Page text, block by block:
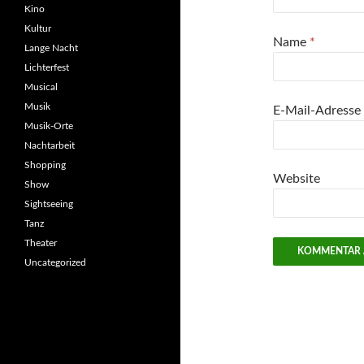
Name *
E-Mail-Adresse
Website
Kino
Kultur
Lange Nacht
Lichterfest
Musical
Musik
Musik-Orte
Nachtarbeit
Shopping
Show
Sightseeing
Tanz
Theater
Uncategorized